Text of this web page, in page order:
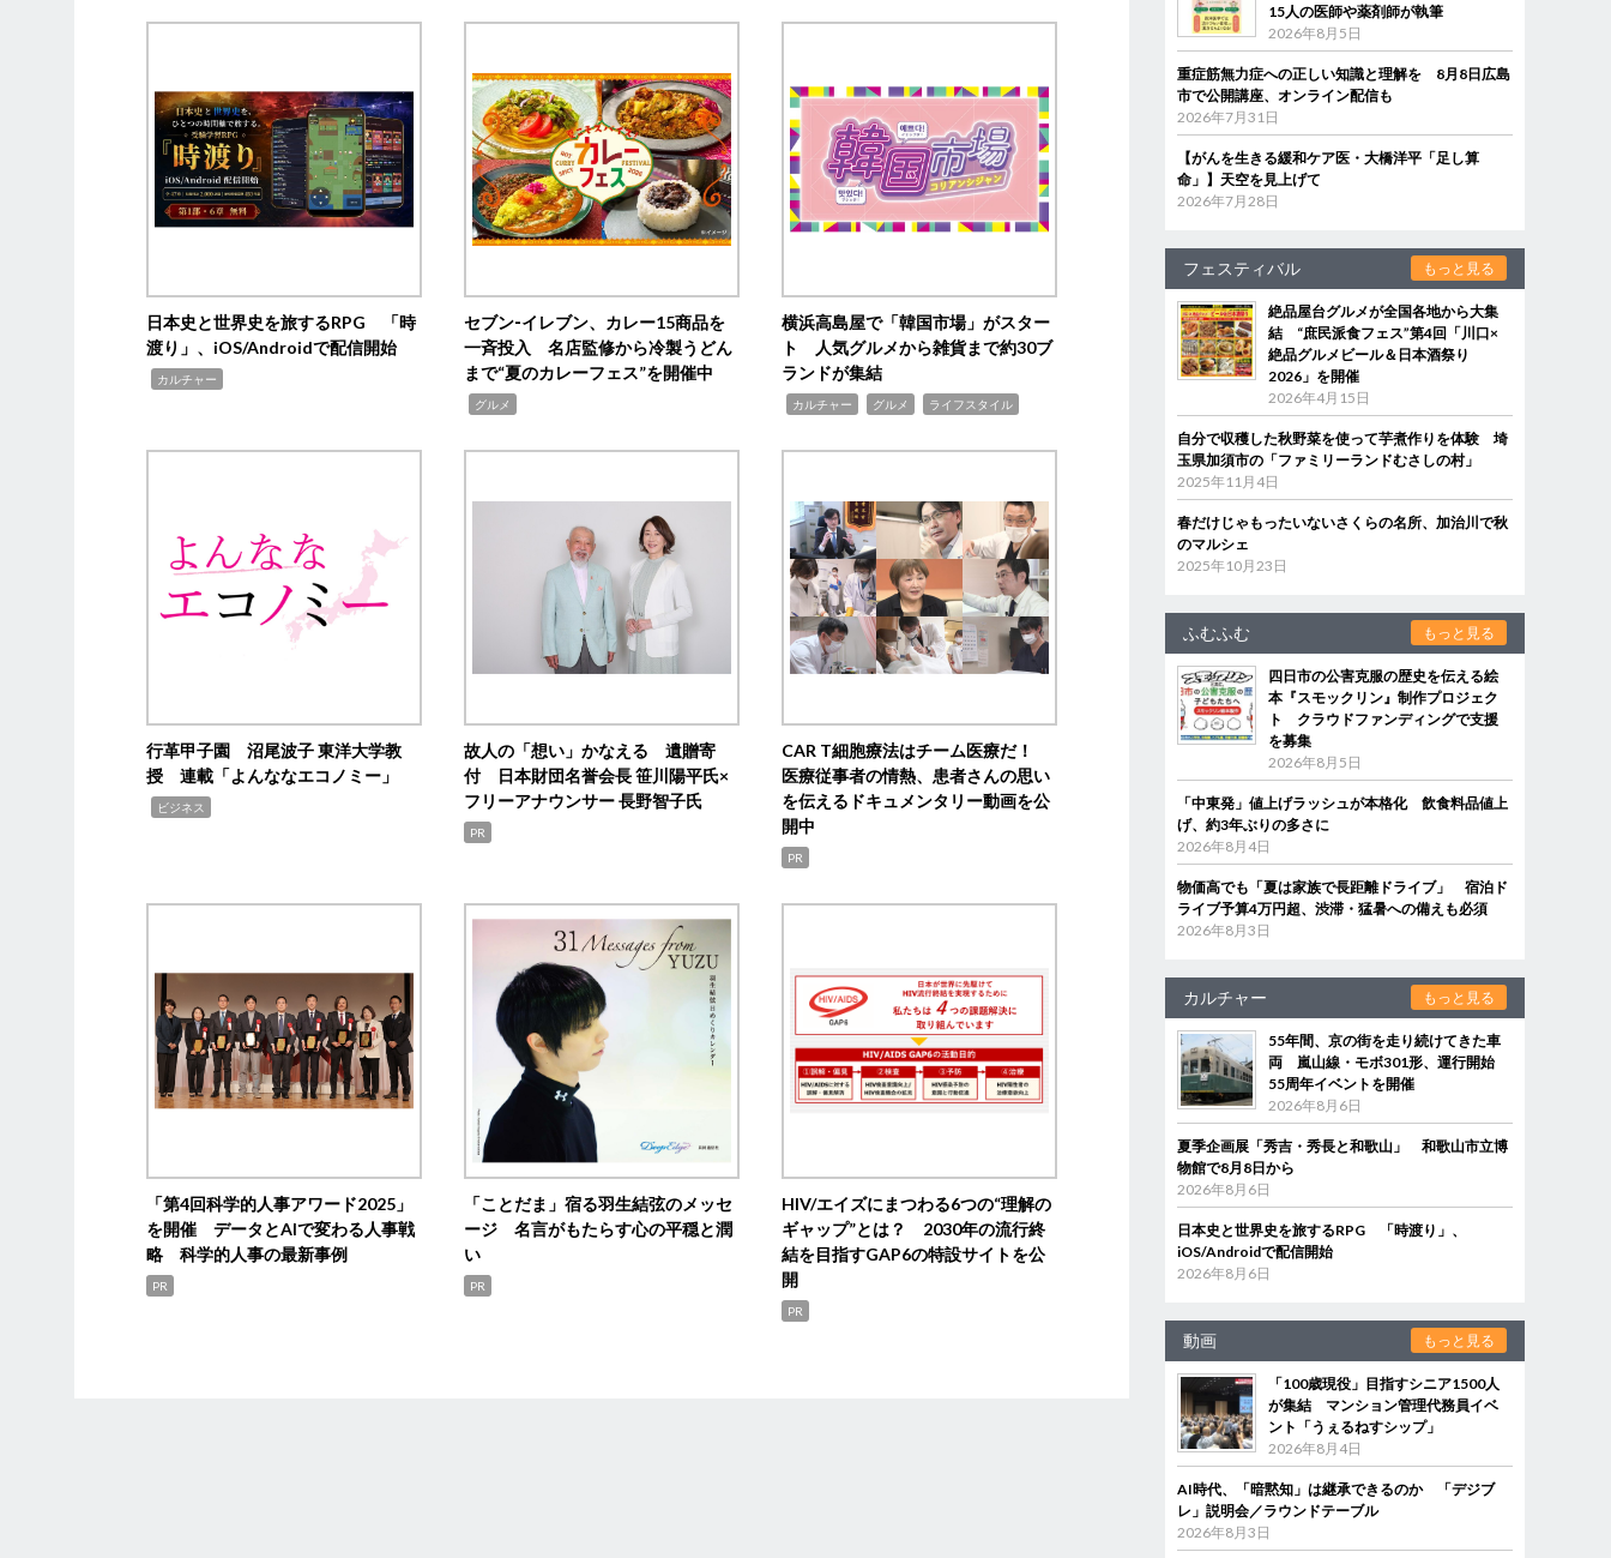
日本史と世界史を旅するRPG 「時
渡り」、iOS/Androidで配信開始
カルチャー
セブン‐イレブン、カレー15商品を
一斉投入 名店監修から冷製うどん
まで“夏のカレーフェス”を開催中
グルメ
横浜高島屋で「韓国市場」がスター
ト 人気グルメから雑貨まで約30ブ
ランドが集結
カルチャー グルメ ライフスタイル
行革甲子園 沼尾波子 東洋大学教
授 連載「よんななエコノミー」
ビジネス
故人の「想い」かなえる 遺贈寄
付 日本財団名誉会長 笹川陽平氏×
フリーアナウンサー 長野智子氏
PR
CAR T細胞療法はチーム医療だ！
医療従事者の情熱、患者さんの思い
を伝えるドキュメンタリー動画を公
開中
PR
「第4回科学的人事アワード2025」
を開催 データとAIで変わる人事戦
略 科学的人事の最新事例
PR
「ことだま」宿る羽生結弦のメッセ
ージ 名言がもたらす心の平穏と潤
い
PR
HIV/エイズにまつわる6つの“理解の
ギャップ”とは？ 2030年の流行終
結を目指すGAP6の特設サイトを公
開
PR
15人の医師や薬剤師が執筆
2026年8月5日
重症筋無力症への正しい知識と理解を 8月8日広島
市で公開講座、オンライン配信も
2026年7月31日
【がんを生きる緩和ケア医・大橋洋平「足し算
命」】天空を見上げて
2026年7月28日
フェスティバル もっと見る
絶品屋台グルメが全国各地から大集
結 “庶民派食フェス”第4回「川口×
絶品グルメビール＆日本酒祭り
2026」を開催
2026年4月15日
自分で収穫した秋野菜を使って芋煮作りを体験 埼
玉県加須市の「ファミリーランドむさしの村」
2025年11月4日
春だけじゃもったいないさくらの名所、加治川で秋
のマルシェ
2025年10月23日
ふむふむ もっと見る
四日市の公害克服の歴史を伝える絵
本『スモックリン』制作プロジェク
ト クラウドファンディングで支援
を募集
2026年8月5日
「中東発」値上げラッシュが本格化 飲食料品値上
げ、約3年ぶりの多さに
2026年8月4日
物価高でも「夏は家族で長距離ドライブ」 宿泊ド
ライブ予算4万円超、渋滞・猛暑への備えも必須
2026年8月3日
カルチャー もっと見る
55年間、京の街を走り続けてきた車
両 嵐山線・モボ301形、運行開始
55周年イベントを開催
2026年8月6日
夏季企画展「秀吉・秀長と和歌山」 和歌山市立博
物館で8月8日から
2026年8月6日
日本史と世界史を旅するRPG 「時渡り」、
iOS/Androidで配信開始
2026年8月6日
動画 もっと見る
「100歳現役」目指すシニア1500人
が集結 マンション管理代務員イベ
ント「うぇるねすシップ」
2026年8月4日
AI時代、「暗黙知」は継承できるのか 「デジブ
レ」説明会／ラウンドテーブル
2026年8月3日